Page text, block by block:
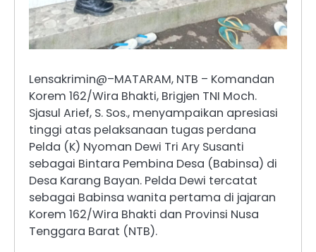
Lensakrimin@–MATARAM, NTB – Komandan
Korem 162/Wira Bhakti, Brigjen TNI Moch.
Sjasul Arief, S. Sos., menyampaikan apresiasi
tinggi atas pelaksanaan tugas perdana
Pelda (K) Nyoman Dewi Tri Ary Susanti
sebagai Bintara Pembina Desa (Babinsa) di
Desa Karang Bayan. ​Pelda Dewi tercatat
sebagai Babinsa wanita pertama di jajaran
Korem 162/Wira Bhakti dan Provinsi Nusa
Tenggara Barat (NTB).